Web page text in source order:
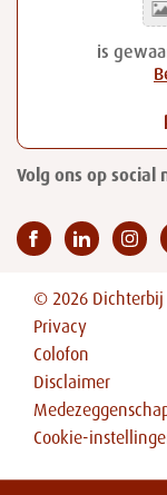
is
Volg ons op social
© 2026 Dichterbij
Privacy
Colofon
Disclaimer
Cookie-